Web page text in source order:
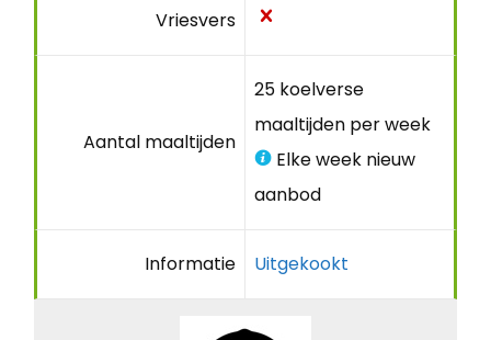
Vriesvers
Aantal maaltijden
25 koelverse
maaltijden per week
Elke week nieuw
aanbod
Informatie Uitgekookt